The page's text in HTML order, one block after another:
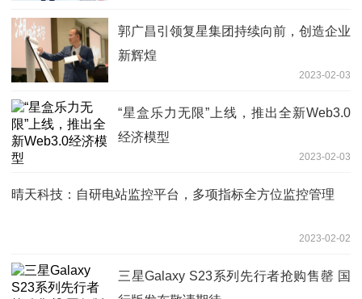
郭广昌引领复星集团持续向前，创造企业
新辉煌
2023-02-03
“星盒乐力无限”上线，推出全新Web3.0
经济模型
2023-02-03
晴天科技：自研电站监控平台，多项指标全方位监控管理
2023-02-02
三星Galaxy S23系列先行者抢购售罄 国